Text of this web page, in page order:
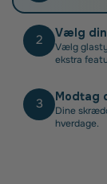
2 Vælg
Vælg
ekstra
3 Modtag
Dine
hverdage.